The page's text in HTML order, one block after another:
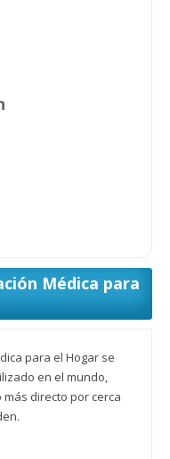
Médica para
para el Hogar se
en el mundo,
directo por cerca